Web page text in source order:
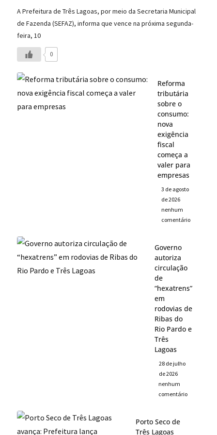
A Prefeitura de Três Lagoas, por meio da Secretaria Municipal
de Fazenda (SEFAZ), informa que vence na próxima segunda-
feira, 10
0
Reforma
tributária
sobre o
consumo:
nova
exigência
fiscal
começa a
valer para
empresas
3 de agosto
de 2026
nenhum
comentário
Governo
autoriza
circulação
de
“hexatrens”
em
rodovias de
Ribas do
Rio Pardo e
Três
Lagoas
28 de julho
de 2026
nenhum
comentário
Porto Seco de
Três Lagoas